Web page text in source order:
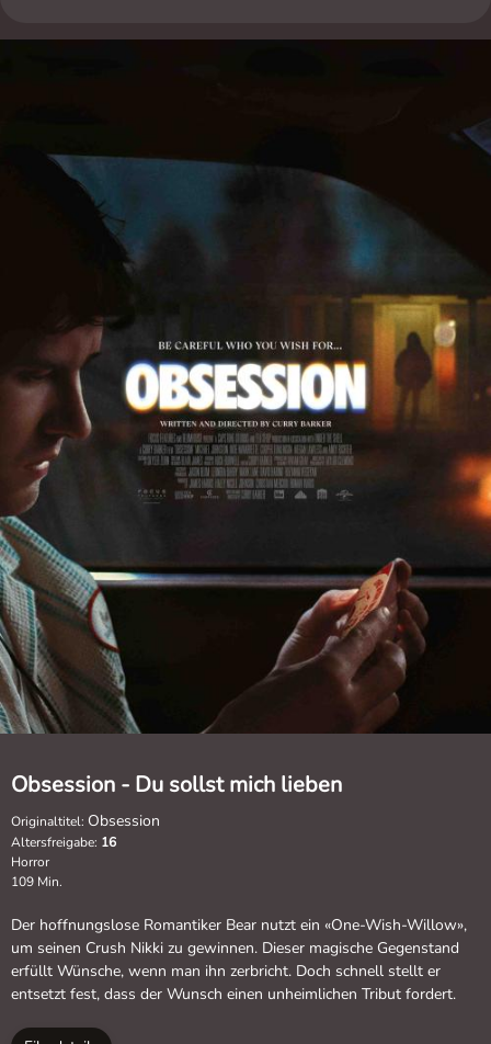
Obsession - Du sollst mich lieben
Originaltitel: Obsession
Altersfreigabe: 16
Horror
109 Min.
Der hoffnungslose Romantiker Bear nutzt ein «One-Wish-Willow»,
um seinen Crush Nikki zu gewinnen. Dieser magische Gegenstand
erfüllt Wünsche, wenn man ihn zerbricht. Doch schnell stellt er
entsetzt fest, dass der Wunsch einen unheimlichen Tribut fordert.